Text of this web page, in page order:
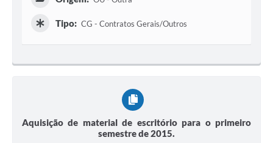
Tipo: CG - Contratos Gerais/Outros
Aquisição de material de escritório para o primeiro
semestre de 2015.